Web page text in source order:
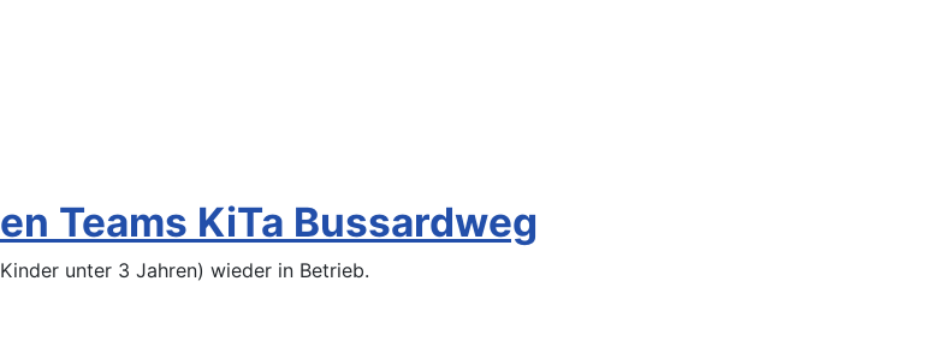
Teams KiTa Bussardweg
unter 3 Jahren) wieder in Betrieb.